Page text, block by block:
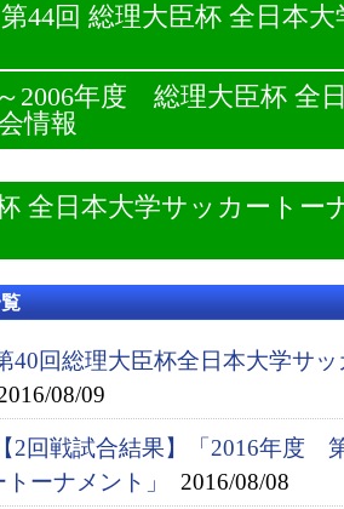
第44回 総理大臣杯 全日本
2006年度 総理大臣杯 全
情報
全日本大学サッカート
40回総理大臣杯全日本大学サ
08/09
【2回戦試合結果】「2016年度
ーナメント」
2016/08/08